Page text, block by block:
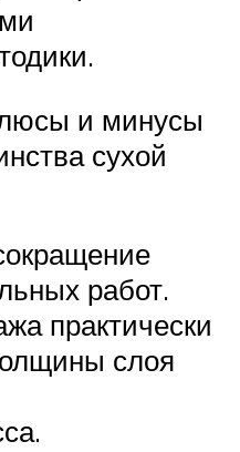
и минусы
сухой
работ.
практически
слоя